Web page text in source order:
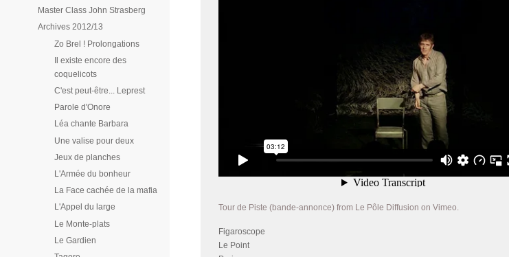
Master Class John Strasberg
Archives 2012/13
Zo Brel ! Prolongations
Il existe encore des
coquelicots
C'est peut-être... Leprest
Parole d'Onore
Léa chante Barbara
Une valise pour deux
Jeux de planches
L'Armée du bonheur
La Face cachée de la mafia
L'Appel du large
Le Monte-plats
Le Gardien
Tour de Piste (bande-annonce) from Le Pôle Diffusion on Vimeo.
Figaroscope
Le Point